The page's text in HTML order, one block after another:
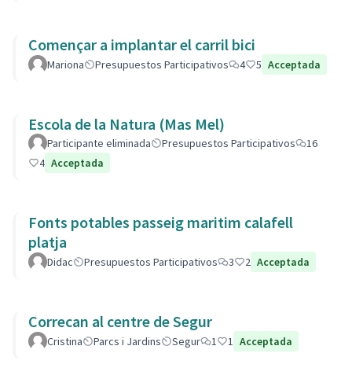
Començar a implantar el carril bici
Mariona Presupuestos Participativos 4 5 Acceptada
Escola de la Natura (Mas Mel)
Participante eliminada Presupuestos Participativos
16
4 Acceptada
Fonts potables passeig maritim calafell
platja
Didac Presupuestos Participativos 3 2 Acceptada
Correcan al centre de Segur
Cristina Parcs i Jardins Segur 1 1 Acceptada